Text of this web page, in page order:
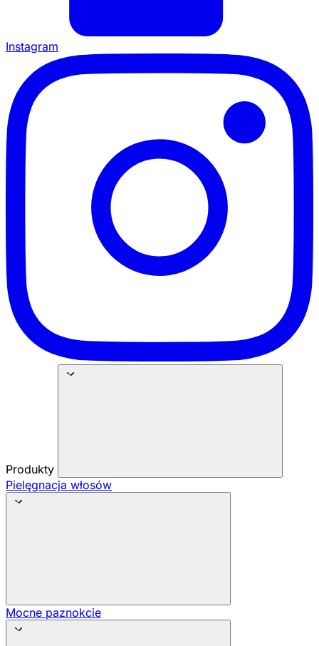
Instagram
Produkty
Pielęgnacja włosów
Mocne paznokcie